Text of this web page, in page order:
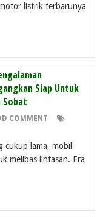
listrik terbarunya
Siap Untuk
Sobat
COMMENT
lama, mobil
melibas lintasan. Era